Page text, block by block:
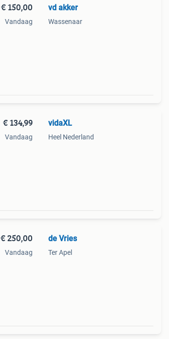
€ 150,00
Vandaag
vd akker
Wassenaar
€ 134,99
Vandaag
vidaXL
Heel Nederland
€ 250,00
Vandaag
de Vries
Ter Apel